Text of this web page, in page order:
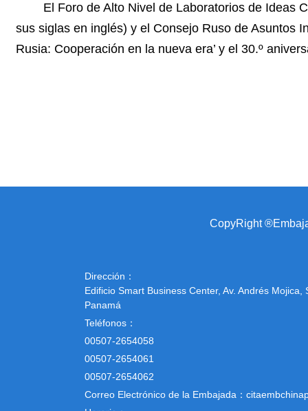
El Foro de Alto Nivel de Laboratorios de Ideas
sus siglas en inglés) y el Consejo Ruso de Asuntos
Rusia: Cooperación en la nueva era’ y el 30.º
CopyRight
Dirección：
Edificio Smart Business Center, Av. Andrés
Panamá
Teléfonos：
00507-2654058
00507-2654061
00507-2654062
Correo Electrónico de la Embajada：